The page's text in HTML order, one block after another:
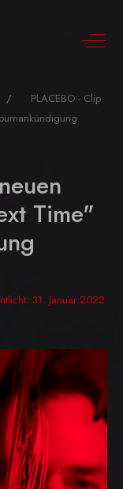
PLACEBO - Clip
Time"
31. Januar 2022